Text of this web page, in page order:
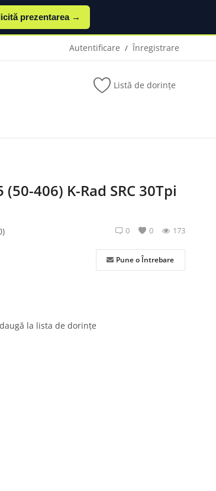
prezentarea →
Autentificare / Înregistrare
Listă de dorințe
406) K-Rad SRC 30Tpi
0 0 173
Pune o Întrebare
la lista de dorințe